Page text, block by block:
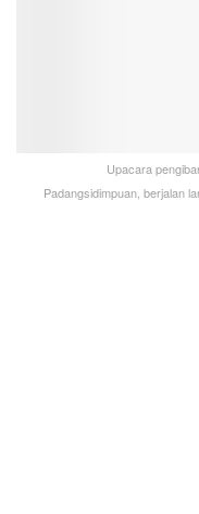
Upacara
Padangsidimpuan, berjalan